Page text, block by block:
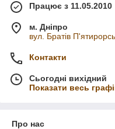
Працює з 11.05.2010
м. Дніпро
вул. Братів
Контакти
Сьогодні вихідний
Показати весь
Про нас